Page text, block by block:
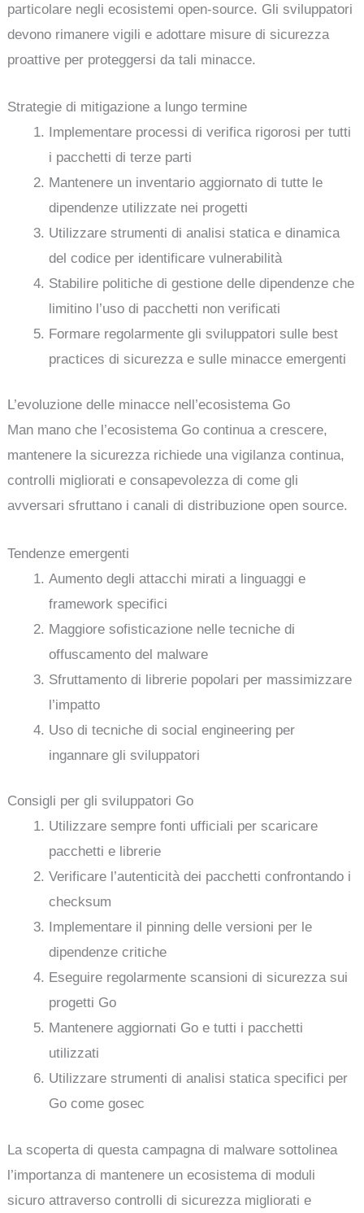
particolare negli ecosistemi open-source. Gli sviluppatori
devono rimanere vigili e adottare misure di sicurezza
proattive per proteggersi da tali minacce.
Strategie di mitigazione a lungo termine
Implementare processi di verifica rigorosi per tutti
i pacchetti di terze parti
Mantenere un inventario aggiornato di tutte le
dipendenze utilizzate nei progetti
Utilizzare strumenti di analisi statica e dinamica
del codice per identificare vulnerabilità
Stabilire politiche di gestione delle dipendenze che
limitino l’uso di pacchetti non verificati
Formare regolarmente gli sviluppatori sulle best
practices di sicurezza e sulle minacce emergenti
L’evoluzione delle minacce nell’ecosistema Go
Man mano che l’ecosistema Go continua a crescere,
mantenere la sicurezza richiede una vigilanza continua,
controlli migliorati e consapevolezza di come gli
avversari sfruttano i canali di distribuzione open source.
Tendenze emergenti
Aumento degli attacchi mirati a linguaggi e
framework specifici
Maggiore sofisticazione nelle tecniche di
offuscamento del malware
Sfruttamento di librerie popolari per massimizzare
l’impatto
Uso di tecniche di social engineering per
ingannare gli sviluppatori
Consigli per gli sviluppatori Go
Utilizzare sempre fonti ufficiali per scaricare
pacchetti e librerie
Verificare l’autenticità dei pacchetti confrontando i
checksum
Implementare il pinning delle versioni per le
dipendenze critiche
Eseguire regolarmente scansioni di sicurezza sui
progetti Go
Mantenere aggiornati Go e tutti i pacchetti
utilizzati
Utilizzare strumenti di analisi statica specifici per
Go come gosec
La scoperta di questa campagna di malware sottolinea
l’importanza di mantenere un ecosistema di moduli
sicuro attraverso controlli di sicurezza migliorati e